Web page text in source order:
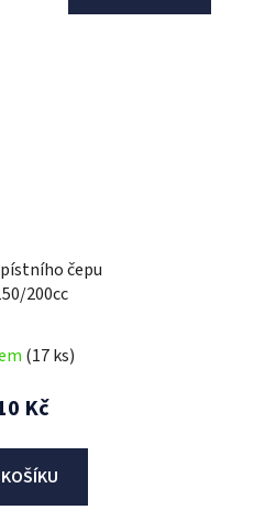
čepu
200cc
(17 ks)
Kč